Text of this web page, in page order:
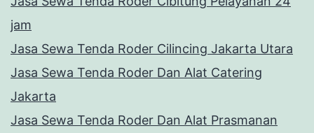
jam
Jasa Sewa Tenda Roder Cilincing Jakarta Utara
Jasa Sewa Tenda Roder Dan Alat Catering
Jakarta
Jasa Sewa Tenda Roder Dan Alat Prasmanan